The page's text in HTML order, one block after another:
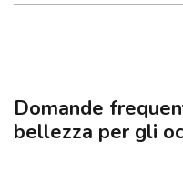
Domande
bellezza per gli